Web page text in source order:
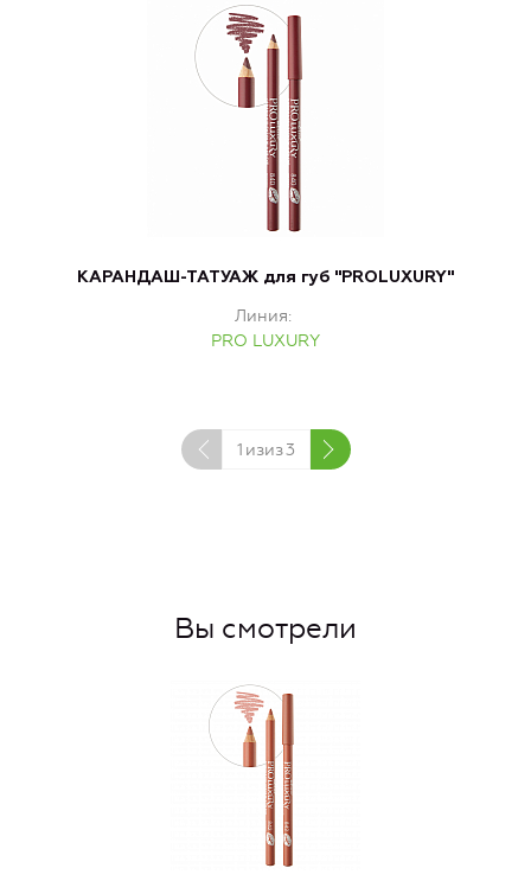
КАРАНДАШ-ТАТУАЖ для губ "PROLUXURY"
Линия
PRO LUXURY
1 изиз3
Вы смотрели